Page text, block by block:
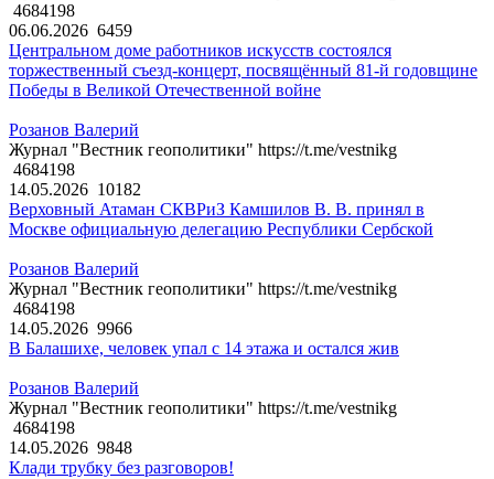
4684198
06.06.2026 6459
Центральном доме работников искусств состоялся
торжественный съезд-концерт, посвящённый 81-й годовщине
Победы в Великой Отечественной войне
Розанов Валерий
Журнал "Вестник геополитики" https://t.me/vestnikg
4684198
14.05.2026 10182
Верховный Атаман СКВРиЗ Камшилов В. В. принял в
Москве официальную делегацию Республики Сербской
Розанов Валерий
Журнал "Вестник геополитики" https://t.me/vestnikg
4684198
14.05.2026 9966
В Балашихе, человек упал с 14 этажа и остался жив
Розанов Валерий
Журнал "Вестник геополитики" https://t.me/vestnikg
4684198
14.05.2026 9848
Клади трубку без разговоров!